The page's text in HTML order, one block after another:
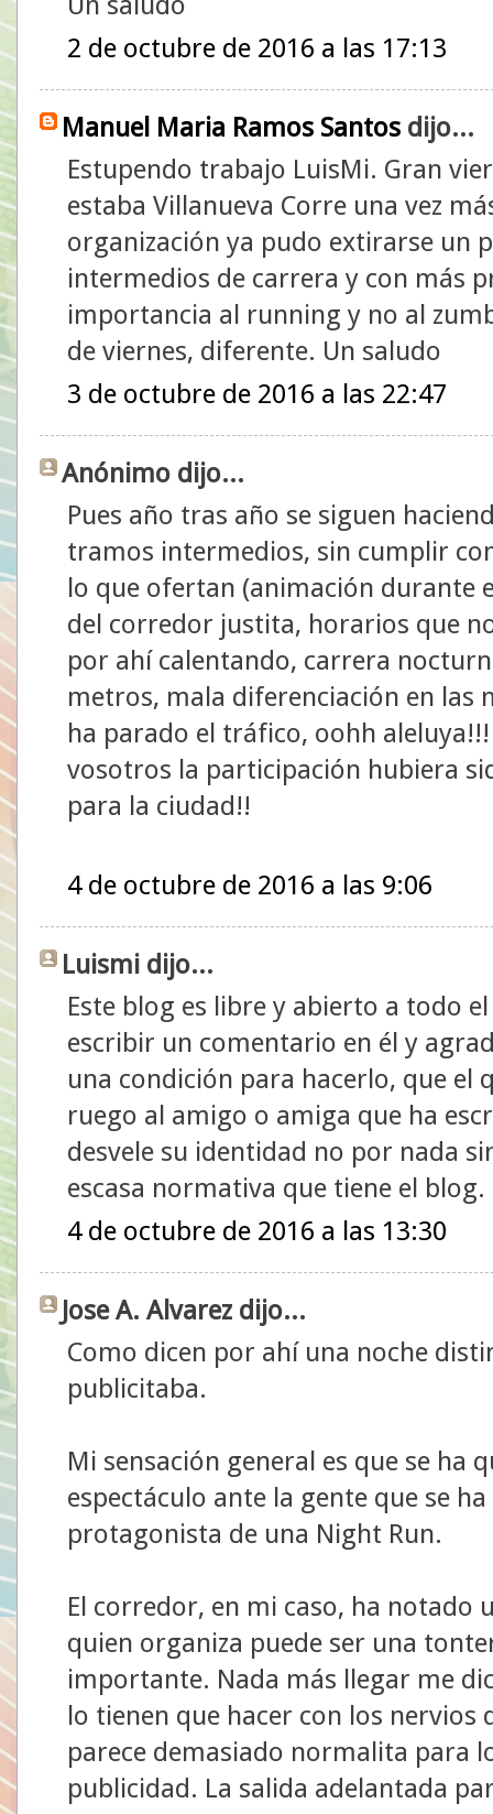
2 de octubre de 2016 a las 17:13
Manuel Maria Ramos Santos dijo...
Estupendo trabajo LuisMi. Gran
estaba Villanueva Corre una vez
organización ya pudo extirarse un
intermedios de carrera y con más
importancia al running y no al
de viernes, diferente. Un saludo
3 de octubre de 2016 a las 22:47
Anónimo dijo...
Pues año tras año se siguen
tramos intermedios, sin cumplir
lo que ofertan (animación durante
del corredor justita, horarios que
por ahí calentando, carrera
metros, mala diferenciación en las
ha parado el tráfico, oohh
vosotros la participación hubiera
para la ciudad!!
4 de octubre de 2016 a las 9:06
Luismi dijo...
Este blog es libre y abierto a todo
escribir un comentario en él y
una condición para hacerlo, que el
ruego al amigo o amiga que ha
desvele su identidad no por nada
escasa normativa que tiene el blog.
4 de octubre de 2016 a las 13:30
Jose A. Alvarez dijo...
Como dicen por ahí una noche
publicitaba.
Mi sensación general es que se ha
espectáculo ante la gente que se
protagonista de una Night Run.
El corredor, en mi caso, ha notado
quien organiza puede ser una
importante. Nada más llegar me
lo tienen que hacer con los nervios
parece demasiado normalita para
publicidad. La salida adelantada